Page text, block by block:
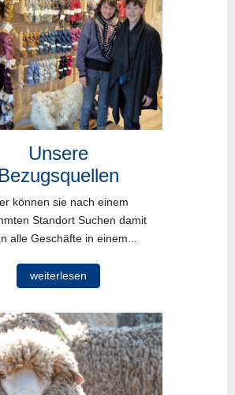
Unsere
Bezugsquellen
können sie nach einem
Standort Suchen damit
alle Geschäfte in einem...
weiterlesen